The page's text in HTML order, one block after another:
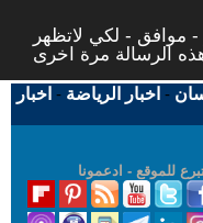
- موافق - لكي لاتظهر
- اخبار الرياضة - اخبار
للموقع - ادعمونا